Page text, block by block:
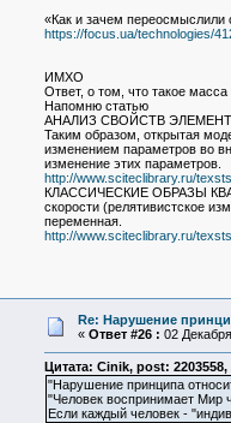
«Как и зачем переосмыслили
https://focus.ua/technologies/
ИМХО
Ответ, о том, что такое
Напомню статью
АНАЛИЗ СВОЙСТВ
Таким образом, открытая
изменением параметров во
изменение этих параметров.
http://www.sciteclibrary.ru/
КЛАССИЧЕСКИЕ ОБРАЗЫ
скорости (релятивистское
переменная.
http://www.sciteclibrary.ru/
Re: Нарушение
« Ответ #26 : 02
Цитата: Cinik, post: 2203558,
"Нарушение принципа
"Человек воспринимает Мир
Если каждый человек -